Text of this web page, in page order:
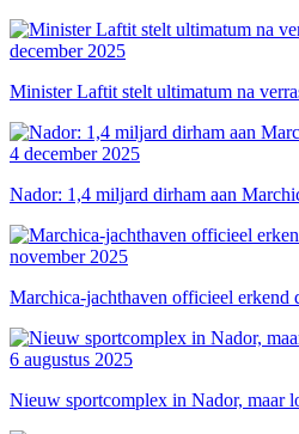
december 2025
Minister Laftit stelt ultimatum na
4 december 2025
Nador: 1,4 miljard dirham aan
november 2025
Marchica-jachthaven officieel erkend
6 augustus 2025
Nieuw sportcomplex in Nador, maar